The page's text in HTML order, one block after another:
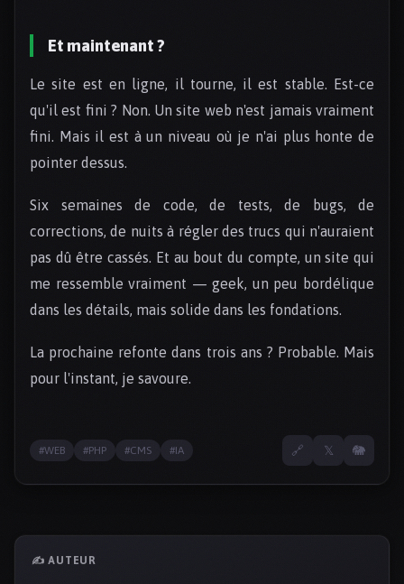
Et maintenant ?
Le site est en ligne, il tourne, il est stable. Est-ce
qu'il est fini ? Non. Un site web n'est jamais vraiment
fini. Mais il est à un niveau où je n'ai plus honte de
pointer dessus.
Six semaines de code, de tests, de bugs, de
corrections, de nuits à régler des trucs qui n'auraient
pas dû être cassés. Et au bout du compte, un site qui
me ressemble vraiment — geek, un peu bordélique
dans les détails, mais solide dans les fondations.
La prochaine refonte dans trois ans ? Probable. Mais
pour l'instant, je savoure.
#WEB #PHP #CMS #IA 🔗 𝕏 🐘
✍️ AUTEUR